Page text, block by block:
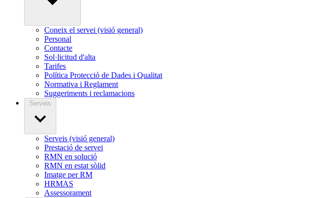
Coneix el servei (visió general)
Personal
Contacte
Sol·licitud d'alta
Tarifes
Política Protecció de Dades i Qualitat
Normativa i Reglament
Suggeriments i reclamacions
Serveis
Serveis (visió general)
Prestació de servei
RMN en solució
RMN en estat sòlid
Imatge per RM
HRMAS
Assessorament